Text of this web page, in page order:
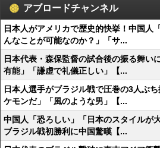
アブロードチャンネル
日本人がアメリカで歴史的快挙！中国人
んなことが可能なのか？」「サ...
日本代表・森保監督の試合後の振る舞い
有能」「謙虚で礼儀正しい」【...
日本人選手がブラジル戦で圧巻の3人ぶ
ケモンだ」「風のような男」【...
中国人「恐ろしい」「日本のスタイルが
ブラジル戦初勝利に中国驚嘆【...